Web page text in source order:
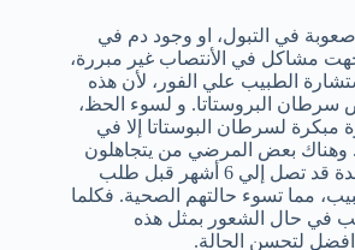
صعوبة في التبول، او وجود دم في
مشاكل في الأنتصاب غير مبررة،
الطبيب علي الفور، لأن هذه
سرطان البروستاتا. و لسوء الحظ،
لسرطان البوستاتا إلا في
وهناك بعض المرضي من يتجاهلون
هذه الأعراض الخطرة لمدة قد تصل إلي 6 أشهر قبل طلب
مما تسوء حالتهم الصحية. فكلما
في حال الشعور بمثل هذه
افضل لتحسن الحالة.